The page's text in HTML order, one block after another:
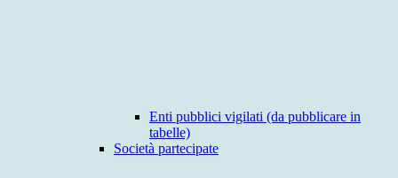
Enti pubblici vigilati (da pubblicare in
tabelle)
Società partecipate